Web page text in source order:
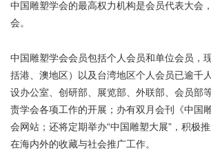
中国雕塑学会的最高权力机构是会员代表大会
会。
中国雕塑学会会员包括个人会员和单位会员，
括港、澳地区）以及台湾地区个人会员已逾千
设办公室、创研部、展览部、外联部、会员部
责学会各项工作的开展；办有双月会刊《中国
会网站；还将定期举办“中国雕塑大展”，积极
在海内外的收藏与社会推广工作。